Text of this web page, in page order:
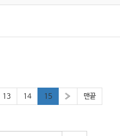
13 14 15 » 맨끝